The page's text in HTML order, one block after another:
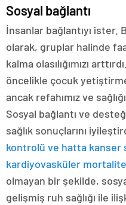
Sosyal bağlantı
İnsanlar bağlantıyı ister.
olarak, gruplar halinde
kalma olasılığımızı
öncelikle çocuk
ancak refahımız ve
Sosyal bağlantı ve
sağlık sonuçlarını
kontrolü ve hatta kanser
kardiyovasküler
olmayan bir şekilde,
gelişmiş ruh sağlığı ile